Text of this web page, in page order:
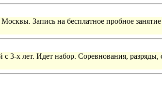
Запись на бесплатное пробное
с 3-х лет. Идет набор. Соревнования,